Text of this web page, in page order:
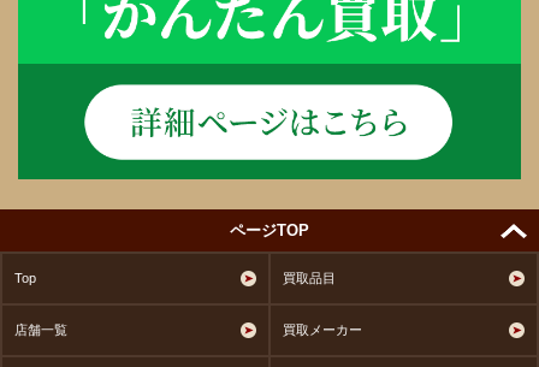
ページTOP
Top 買取品目
店舗一覧 買取メーカー